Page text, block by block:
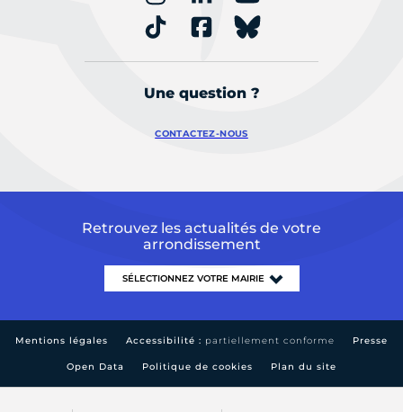
Une question ?
CONTACTEZ-NOUS
Retrouvez les actualités de votre
arrondissement
Mentions légales Accessibilité : partiellement conforme Presse
Open Data Politique de cookies Plan du site